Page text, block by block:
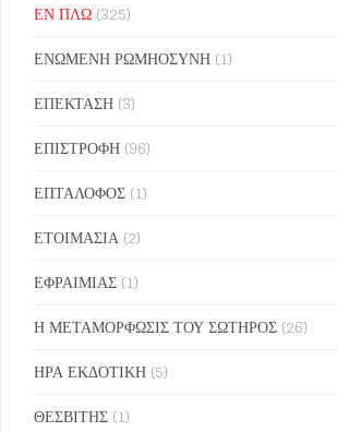
ΕΝ ΠΛΩ (325)
ΕΝΩΜΕΝΗ ΡΩΜΗΟΣΥΝΗ (1)
ΕΠΕΚΤΑΣΗ (3)
ΕΠΙΣΤΡΟΦΗ (96)
ΕΠΤΑΛΟΦΟΣ (1)
ΕΤΟΙΜΑΣΙΑ (2)
ΕΦΡΑΙΜΙΑΣ (1)
Η ΜΕΤΑΜΟΡΦΩΣΙΣ ΤΟΥ ΣΩΤΗΡΟΣ (26)
ΗΡΑ ΕΚΔΟΤΙΚΗ (5)
ΘΕΣΒΙΤΗΣ (1)